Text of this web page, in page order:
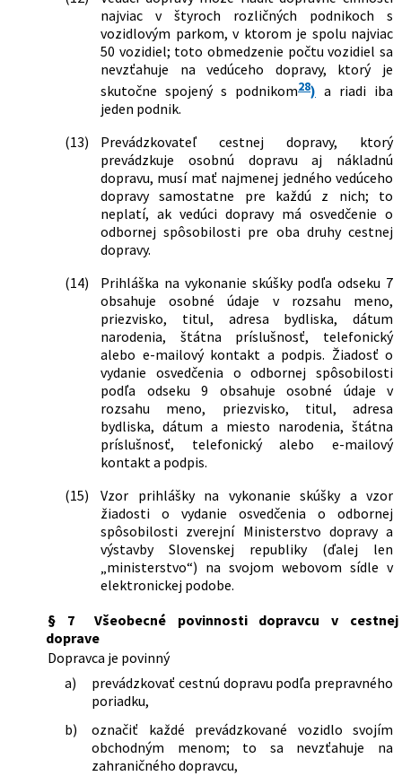
najviac v štyroch rozličných podnikoch s
vozidlovým parkom, v ktorom je spolu najviac
50 vozidiel; toto obmedzenie počtu vozidiel sa
nevzťahuje na vedúceho dopravy, ktorý je
skutočne spojený s podnikom28) a riadi iba
jeden podnik.
(13)
Prevádzkovateľ cestnej dopravy, ktorý
prevádzkuje osobnú dopravu aj nákladnú
dopravu, musí mať najmenej jedného vedúceho
dopravy samostatne pre každú z nich; to
neplatí, ak vedúci dopravy má osvedčenie o
odbornej spôsobilosti pre oba druhy cestnej
dopravy.
(14)
Prihláška na vykonanie skúšky podľa odseku 7
obsahuje osobné údaje v rozsahu meno,
priezvisko, titul, adresa bydliska, dátum
narodenia, štátna príslušnosť, telefonický
alebo e-mailový kontakt a podpis. Žiadosť o
vydanie osvedčenia o odbornej spôsobilosti
podľa odseku 9 obsahuje osobné údaje v
rozsahu meno, priezvisko, titul, adresa
bydliska, dátum a miesto narodenia, štátna
príslušnosť, telefonický alebo e-mailový
kontakt a podpis.
(15)
Vzor prihlášky na vykonanie skúšky a vzor
žiadosti o vydanie osvedčenia o odbornej
spôsobilosti zverejní Ministerstvo dopravy a
výstavby Slovenskej republiky (ďalej len
„ministerstvo“) na svojom webovom sídle v
elektronickej podobe.
§ 7
Všeobecné povinnosti dopravcu v cestnej
doprave
Dopravca je povinný
a)
prevádzkovať cestnú dopravu podľa prepravného
poriadku,
b)
označiť každé prevádzkované vozidlo svojím
obchodným menom; to sa nevzťahuje na
zahraničného dopravcu,